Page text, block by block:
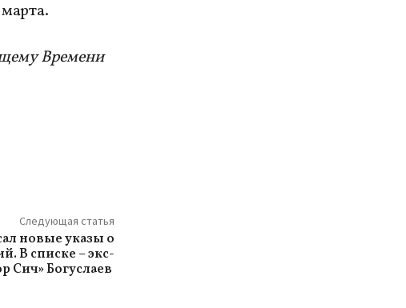
Времени
Следующая статья
новые указы о
В списке – экс-
Сич» Богуслаев